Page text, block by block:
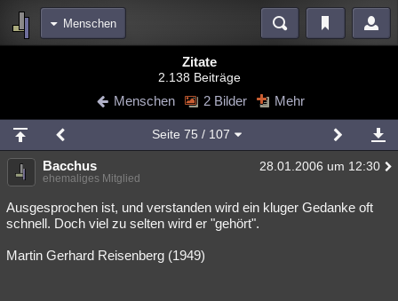
Menschen
Blogs Videos
Chat Wiki Neuigkeiten
meine Rubriken
Menschen Mystery Kriminalfälle
Spiritualität Verschwörungen Technologie Ufologie
Zitate
2.138 Beiträge
Menschen 2 Bilder Mehr
Seite 75 / 107
Bacchus 28.01.2006 um 12:30
ehemaliges Mitglied
Ausgesprochen ist, und verstanden wird ein kluger Gedanke oft
schnell. Doch viel zu selten wird er "gehört".
Martin Gerhard Reisenberg (1949)